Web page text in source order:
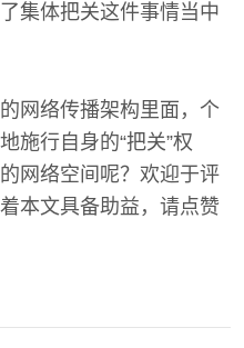
集体把关这件事情当中
网络传播架构里面，个
施行自身的“把关”权
网络空间呢？欢迎于评
本文具备助益，请点赞